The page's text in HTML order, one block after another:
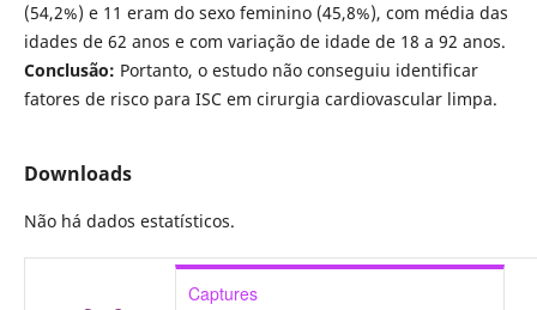
(54,2%) e 11 eram do sexo feminino (45,8%), com média das
idades de 62 anos e com variação de idade de 18 a 92 anos.
Conclusão: Portanto, o estudo não conseguiu identificar
fatores de risco para ISC em cirurgia cardiovascular limpa.
Downloads
Não há dados estatísticos.
Captures